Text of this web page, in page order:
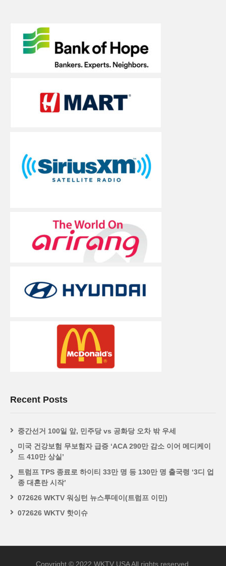
Recent Posts
중간선거 100일 앞, 민주당 vs 공화당 오차 밖 우세
미국 건강보험 무보험자 급증 ‘ACA 290만 감소 이어 메디케이
드 410만 상실’
트럼프 TPS 종료로 하이티 33만 명 등 130만 명 출국령 ‘3디 업
종 대혼란 시작’
072626 WKTV 워싱턴 뉴스투데이(트럼프 이민)
072626 WKTV 핫이슈
Copyright © 2022 WKTV USA All rights reserved.